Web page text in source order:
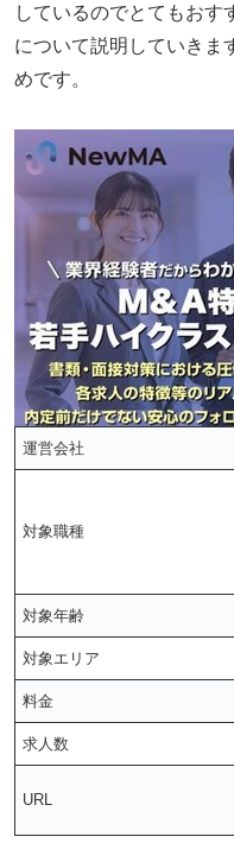
しているのでとてもおす
について説明していきま
めです。
運営会社
対象職種
対象年齢
対象エリア
料金
求人数
URL